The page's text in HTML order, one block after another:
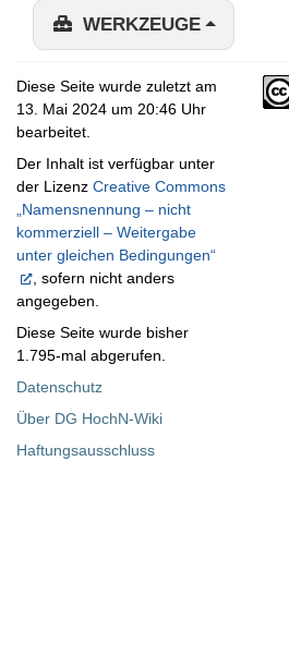
WERKZEUGE
Diese Seite wurde zuletzt am
13. Mai 2024 um 20:46 Uhr
bearbeitet.
Der Inhalt ist verfügbar unter
der Lizenz Creative Commons
„Namensnennung – nicht
kommerziell – Weitergabe
unter gleichen Bedingungen“
, sofern nicht anders
angegeben.
Diese Seite wurde bisher
1.795-mal abgerufen.
Datenschutz
Über DG HochN-Wiki
Haftungsausschluss